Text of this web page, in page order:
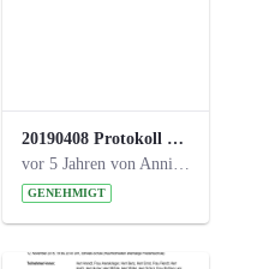
20190408 Protokoll 26. Steuerungskreis.pdf
vor 5 Jahren von Anni Schlumberger
GENEHMIGT